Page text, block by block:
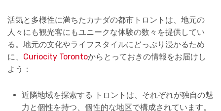
活気と多様性に満ちたカナダの都市トロントは、地元の
人々にも観光客にもユニークな体験の数々を提供してい
る。地元の文化やライフスタイルにどっぷり浸かるため
に、 Curiocity Torontoからとっておきの情報をお届けし
よう：
近隣地域を探索する トロントは、それぞれが独自の魅
力と個性を持つ、個性的な地区で構成されています。